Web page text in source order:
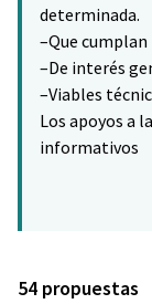
determinada.
–Que
–De interés
–Viables
Los apoyos a
informativos
54 propuestas